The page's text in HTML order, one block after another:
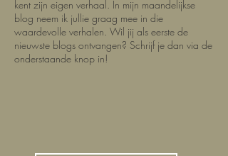
kent zijn eigen verhaal. In mijn maandelijkse
blog neem ik jullie graag mee in die
waardevolle verhalen. Wil jij als eerste de
nieuwste blogs ontvangen? Schrijf je dan via de
onderstaande knop in!